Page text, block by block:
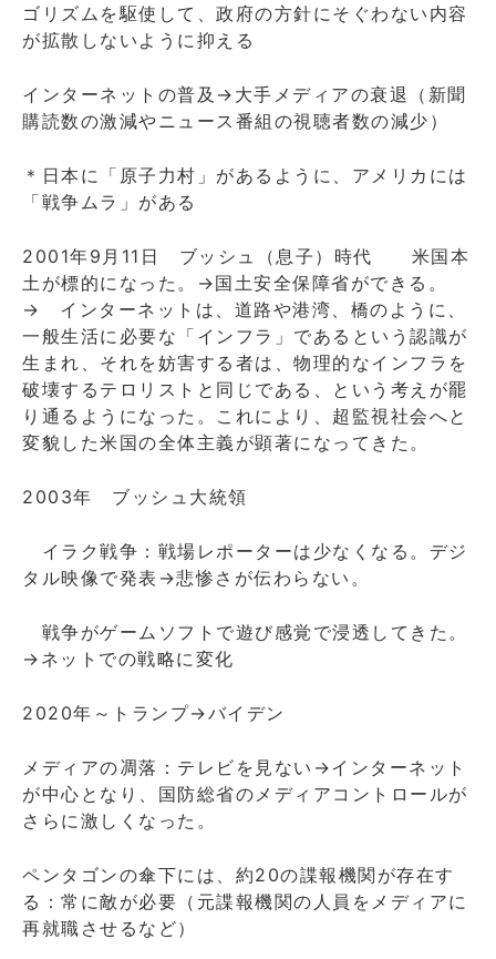
ゴリズムを駆使して、政府の方針にそぐわない内容
が拡散しないように抑える
インターネットの普及→大手メディアの衰退（新聞
購読数の激減やニュース番組の視聴者数の減少）
＊日本に「原子力村」があるように、アメリカには
「戦争ムラ」がある
2001年9月11日 ブッシュ（息子）時代 米国本
土が標的になった。→国土安全保障省ができる。
→ インターネットは、道路や港湾、橋のように、
一般生活に必要な「インフラ」であるという認識が
生まれ、それを妨害する者は、物理的なインフラを
破壊するテロリストと同じである、という考えが罷
り通るようになった。これにより、超監視社会へと
変貌した米国の全体主義が顕著になってきた。
2003年 ブッシュ大統領
イラク戦争：戦場レポーターは少なくなる。デジ
タル映像で発表→悲惨さが伝わらない。
戦争がゲームソフトで遊び感覚で浸透してきた。
→ネットでの戦略に変化
2020年～トランプ→バイデン
メディアの凋落：テレビを見ない→インターネット
が中心となり、国防総省のメディアコントロールが
さらに激しくなった。
ペンタゴンの傘下には、約20の諜報機関が存在す
る：常に敵が必要（元諜報機関の人員をメディアに
再就職させるなど）